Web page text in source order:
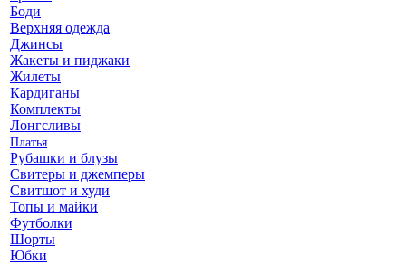
Боди
Верхняя одежда
Джинсы
Жакеты и пиджаки
Жилеты
Кардиганы
Комплекты
Лонгсливы
Платья
Рубашки и блузы
Свитеры и джемперы
Свитшот и худи
Топы и майки
Футболки
Шорты
Юбки